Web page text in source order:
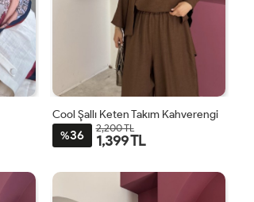
Cool Şallı Keten Takım Kahverengi
%36 2,200 TL
1,399 TL